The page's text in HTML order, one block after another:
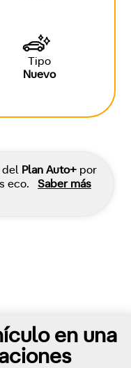
Tipo
Nuevo
del Plan Auto+ por
eco.
Saber más
en una